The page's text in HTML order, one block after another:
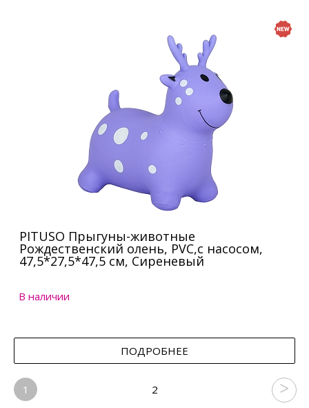
PITUSO Прыгуны-животные
Рождественский олень, PVC,с насосом,
47,5*27,5*47,5 см, Сиреневый
В наличии
ПОДРОБНЕЕ
1 2